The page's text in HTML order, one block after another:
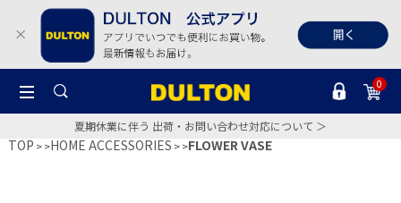
0
夏期休業に伴う 出荷・お問い合わせ対応について ＞
TOP >HOME ACCESSORIES >FLOWER VASE